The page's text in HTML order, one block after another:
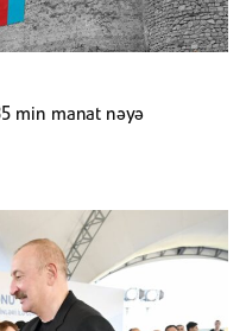
min manat nəyə